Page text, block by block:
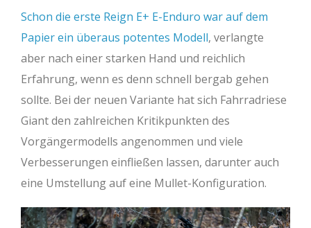
Schon die erste Reign E+ E-Enduro war auf dem
Papier ein überaus potentes Modell, verlangte
aber nach einer starken Hand und reichlich
Erfahrung, wenn es denn schnell bergab gehen
sollte. Bei der neuen Variante hat sich Fahrradriese
Giant den zahlreichen Kritikpunkten des
Vorgängermodells angenommen und viele
Verbesserungen einfließen lassen, darunter auch
eine Umstellung auf eine Mullet-Konfiguration.